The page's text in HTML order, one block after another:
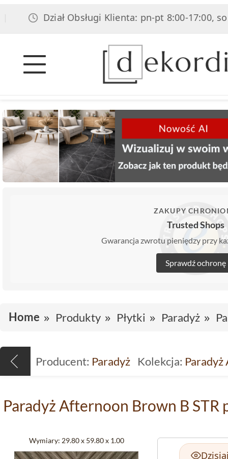
Dział Obsługi Klienta: pn-pt 8:00-17:00, sob 8:00-
ZAKUPY
Trusted Shops
Gwarancja zwrotu pieniędzy przy
Sprawdź ochronę
Home Produkty Płytki Paradyż
Producent: Paradyż Kolekcja:
Paradyż Afternoon Brown B STR
Wymiary: 29.80 x 59.80 x 1.00